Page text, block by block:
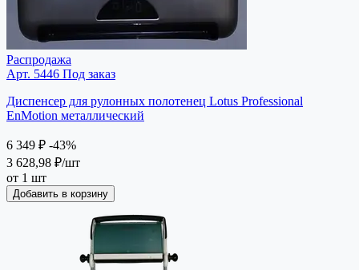
Распродажа
Арт. 5446 Под заказ
Диспенсер для рулонных полотенец Lotus Professional
EnMotion металлический
6 349 ₽ -43%
3 628,98 ₽/шт
от 1 шт
Добавить в корзину